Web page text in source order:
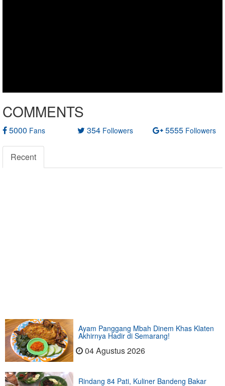
COMMENTS
5000 Fans 354 Followers 5555 Followers
Recent
Ayam Panggang Mbah Dinem Khas Klaten
Akhirnya Hadir di Semarang!
04 Agustus 2026
Rindang 84 Pati, Kuliner Bandeng Bakar